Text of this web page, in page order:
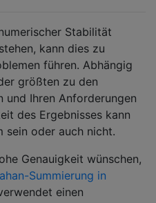
Stabilität
kann dies zu
führen. Abhängig
größten zu den
und Ihren Anforderungen
des Ergebnisses kann
sein oder auch nicht.
Genauigkeit wünschen,
Summierung in
einen